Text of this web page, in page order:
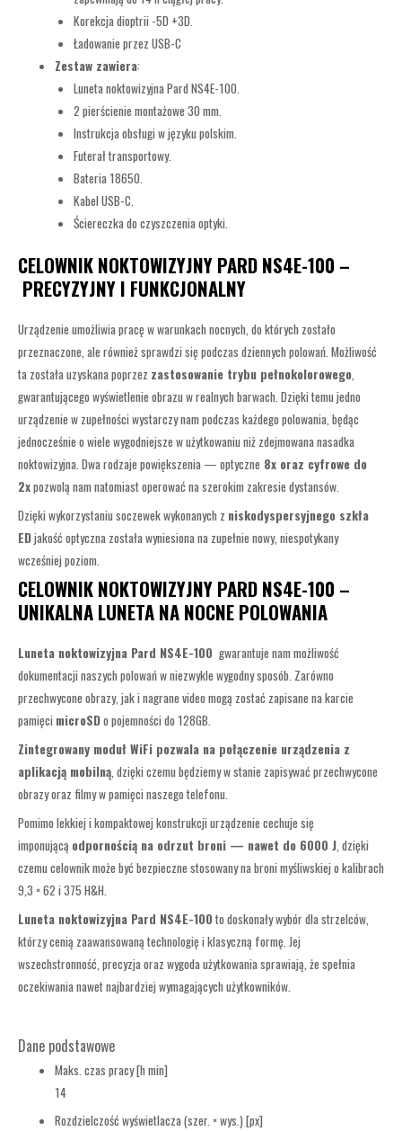
Korekcja dioptrii -5D +3D.
Ładowanie przez USB-C
Zestaw zawiera:
Luneta noktowizyjna Pard NS4E-100.
2 pierścienie montażowe 30 mm.
Instrukcja obsługi w języku polskim.
Futerał transportowy.
Bateria 18650.
Kabel USB-C.
Ściereczka do czyszczenia optyki.
CELOWNIK NOKTOWIZYJNY PARD NS4E-100 –
PRECYZYJNY I FUNKCJONALNY
Urządzenie umożliwia pracę w warunkach nocnych, do których zostało
przeznaczone, ale również sprawdzi się podczas dziennych polowań. Możliwość
ta została uzyskana poprzez zastosowanie trybu pełnokolorowego
gwarantującego wyświetlenie obrazu w realnych barwach. Dzięki temu jedno
urządzenie w zupełności wystarczy nam podczas każdego polowania, będąc
jednocześnie o wiele wygodniejsze w użytkowaniu niż zdejmowana nasadka
noktowizyjna. Dwa rodzaje powiększenia — optyczne 8x oraz cyfrowe do
2xpozwolą nam natomiast operować na szerokim zakresie dystansów.
Dzięki wykorzystaniu soczewek wykonanych z niskodyspersyjnego szkła
EDjakość optyczna została wyniesiona na zupełnie nowy, niespotykany
wcześniej poziom.
CELOWNIK NOKTOWIZYJNY PARD NS4E-100 –
UNIKALNA LUNETA NA NOCNE POLOWANIA
Luneta noktowizyjna Pard NS4E-100 gwarantuje nam możliwość
dokumentacji naszych polowań w niezwykle wygodny sposób. Zarówno
przechwycone obrazy, jak i nagrane video mogą zostać zapisane na karcie
pamięci microSDo pojemności do 128GB.
Zintegrowany moduł WiFi pozwala na połączenie urządzenia z
aplikacją mobilną, dzięki czemu będziemy w stanie zapisywać przechwycone
obrazy oraz filmy w pamięci naszego telefonu.
Pomimo lekkiej i kompaktowej konstrukcji urządzenie cechuje się
imponującą odpornością na odrzut broni — nawet do 6000 J, dzięki
czemu celownik może być bezpieczne stosowany na broni myśliwskiej o kalibrach
9,3 × 62 i 375 H&H.
Luneta noktowizyjna Pard NS4E-100to doskonały wybór dla strzelców,
którzy cenią zaawansowaną technologię i klasyczną formę. Jej
wszechstronność, precyzja oraz wygoda użytkowania sprawiają, że spełnia
oczekiwania nawet najbardziej wymagających użytkowników.
Dane podstawowe
Maks. czas pracy [h min]
14
Rozdzielczość wyświetlacza (szer. × wys.) [px]